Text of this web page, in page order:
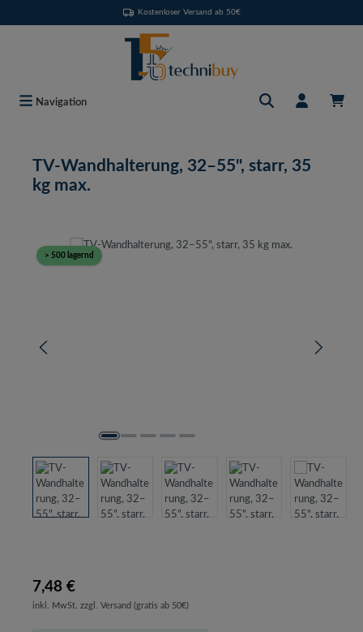
Kostenloser Versand ab 50€
Navigation
TV-Wandhalterung, 32–55", starr, 35
kg max.
Bildergalerie überspringen
> 500 lagernd
7,48 €
inkl. MwSt. zzgl. Versand (gratis ab 50€)